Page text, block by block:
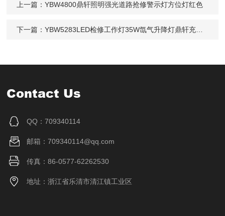
上一篇：YBW4800鼎轩照明强光道路抢修警示灯方位灯红色
下一篇：YBW5283LED检修工作灯35W氙气升降灯鼎轩充电式
Contact Us
QQ：709340114
邮箱：709340114@qq.com
传真：86-0577-62262530
地址：浙江省乐清市清江镇工业区